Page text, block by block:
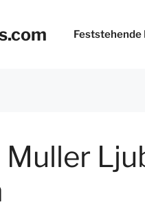
Feststehende